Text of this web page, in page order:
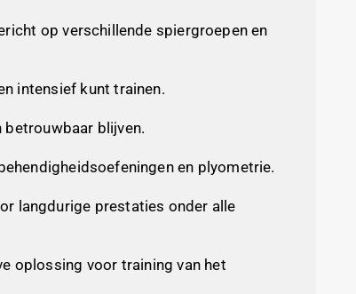
op verschillende spiergroepen en
intensief kunt trainen.
betrouwbaar blijven.
en plyometrie.
langdurige prestaties onder alle
oplossing voor training van het